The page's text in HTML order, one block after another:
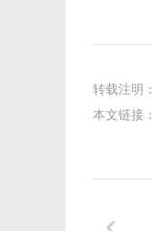
转载注明：
本文链接：